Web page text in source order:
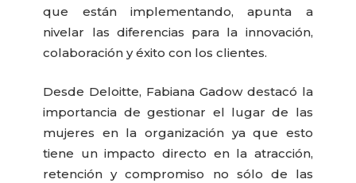
que están implementando, apunta a
nivelar las diferencias para la innovación,
colaboración y éxito con los clientes.
Desde Deloitte, Fabiana Gadow destacó la
importancia de gestionar el lugar de las
mujeres en la organización ya que esto
tiene un impacto directo en la atracción,
retención y compromiso no sólo de las